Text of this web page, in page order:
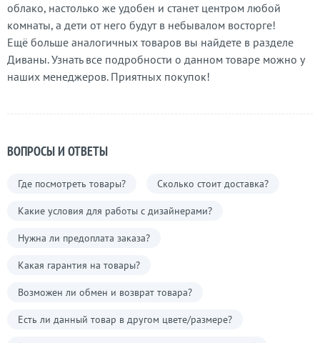
облако, настолько же удобен и станет центром любой
комнаты, а дети от него будут в небывалом восторге!
Ещё больше аналогичных товаров вы найдете в разделе
Диваны. Узнать все подробности о данном товаре можно у
наших менеджеров. Приятных покупок!
ВОПРОСЫ И ОТВЕТЫ
Где посмотреть товары? Сколько стоит доставка?
Какие условия для работы с дизайнерами?
Нужна ли предоплата заказа?
Какая гарантия на товары?
Возможен ли обмен и возврат товара?
Есть ли данный товар в другом цвете/размере?